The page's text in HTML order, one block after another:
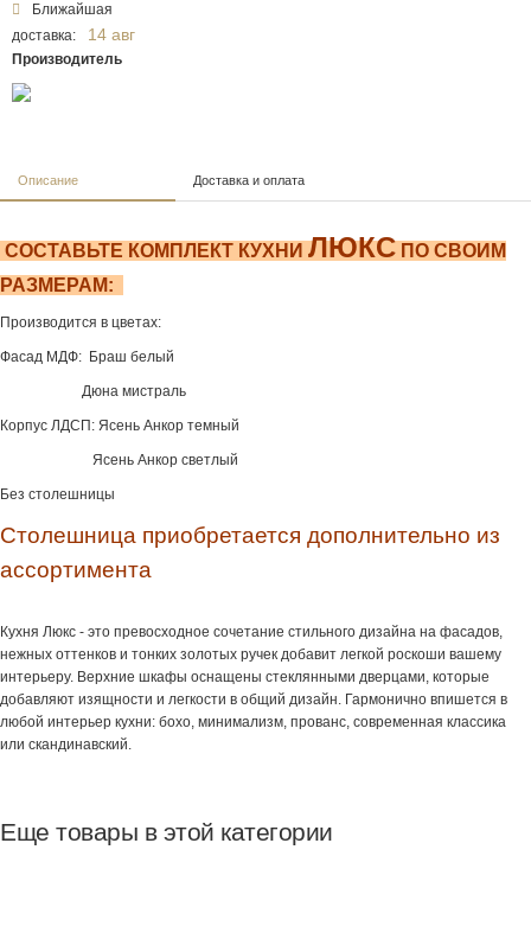
Ближайшая
доставка:
14 авг
Производитель
Описание Доставка и оплата
СОСТАВЬТЕ КОМПЛЕКТ КУХНИ ЛЮКС ПО СВОИМ
РАЗМЕРАМ:
Производится в цветах:
Фасад МДФ: Браш белый
Дюна мистраль
Корпус ЛДСП: Ясень Анкор темный
Ясень Анкор светлый
Без столешницы
Столешница приобретается дополнительно из
ассортимента
Кухня Люкс - это превосходное сочетание стильного дизайна на фасадов,
нежных оттенков и тонких золотых ручек добавит легкой роскоши вашему
интерьеру. Верхние шкафы оснащены стеклянными дверцами, которые
добавляют изящности и легкости в общий дизайн. Гармонично впишется в
любой интерьер кухни: бохо, минимализм, прованс, современная классика
или скандинавский.
Еще товары в этой категории